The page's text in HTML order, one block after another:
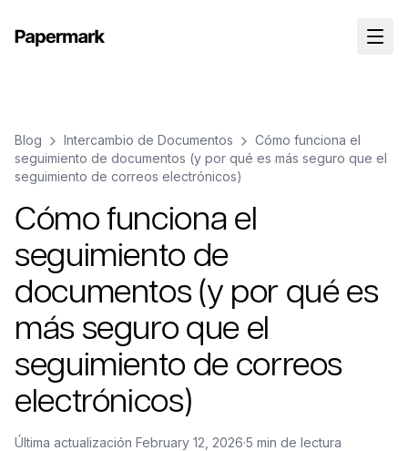
Blog Intercambio de Documentos
Cómo funciona el
seguimiento de documentos (y por qué es más seguro que el
seguimiento de correos electrónicos)
Cómo funciona el
seguimiento de
documentos (y por qué es
más seguro que el
seguimiento de correos
electrónicos)
Última actualización February 12, 2026·5 min de lectura